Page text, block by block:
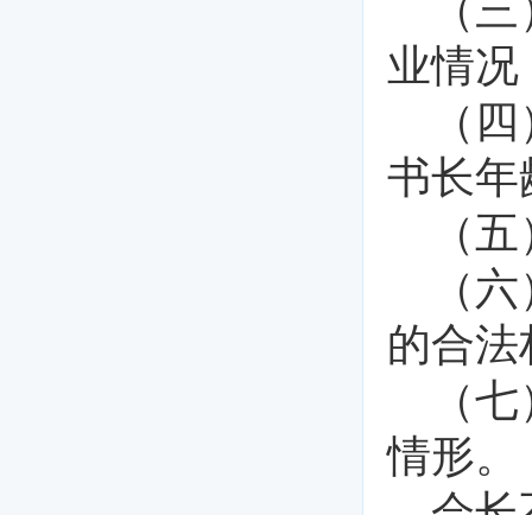
（
业情
（
书长年
（
（
的合法
（
情形。